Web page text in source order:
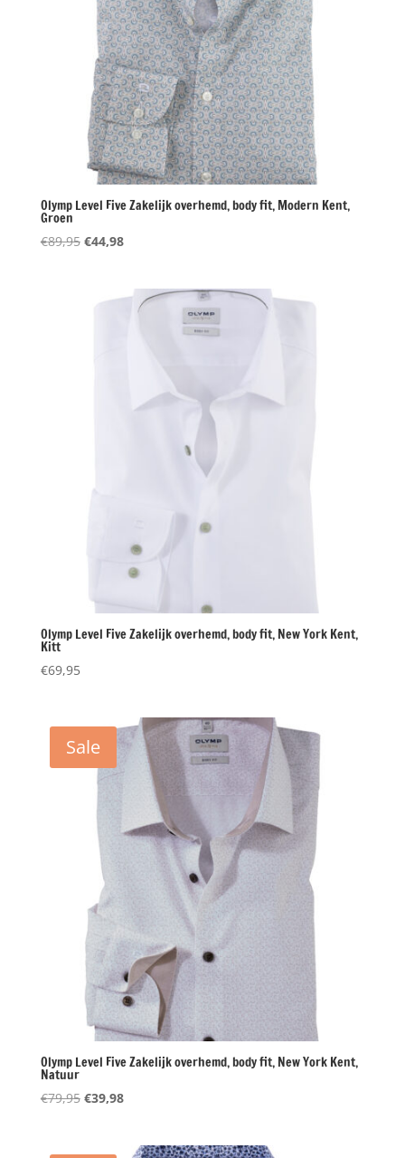
Olymp Level Five Zakelijk overhemd, body fit, Modern Kent,
Groen
€89,95 Oorspronkelijke
€89,95.
€44,98Huidige
€44,98.
Olymp Level Five Zakelijk overhemd, body fit, New York Kent,
Kitt
€69,95
Sale
Olymp Level Five Zakelijk overhemd, body fit, New York Kent,
Natuur
€79,95 Oorspronkelijke
€39,98Huidige